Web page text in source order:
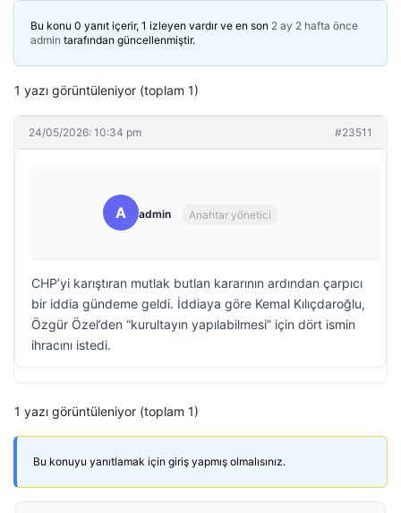
Bu konu 0 yanıt içerir, 1 izleyen vardır ve en son 2 ay 2 hafta önce
admin tarafından güncellenmiştir.
1 yazı görüntüleniyor (toplam 1)
24/05/2026: 10:34 pm #23511
A admin Anahtar yönetici
CHP’yi karıştıran mutlak butlan kararının ardından çarpıcı
bir iddia gündeme geldi. İddiaya göre Kemal Kılıçdaroğlu,
Özgür Özel’den “kurultayın yapılabilmesi” için dört ismin
ihracını istedi.
1 yazı görüntüleniyor (toplam 1)
Bu konuyu yanıtlamak için giriş yapmış olmalısınız.